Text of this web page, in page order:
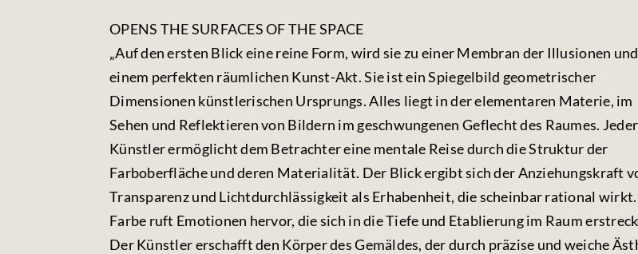
OPENS THE SURFACES OF THE SPACE
„Auf den ersten Blick eine reine Form, wird sie zu einer Membran der Illusionen und
einem perfekten räumlichen Kunst-Akt. Sie ist ein Spiegelbild geometrischer
Dimensionen künstlerischen Ursprungs. Alles liegt in der elementaren Materie, im
Sehen und Reflektieren von Bildern im geschwungenen Geflecht des Raumes. Jeder
Künstler ermöglicht dem Betrachter eine mentale Reise durch die Struktur der
Farboberfläche und deren Materialität. Der Blick ergibt sich der Anziehungskraft
Transparenz und Lichtdurchlässigkeit als Erhabenheit, die scheinbar rational wirkt.
Farbe ruft Emotionen hervor, die sich in die Tiefe und Etablierung im Raum
Der Künstler erschafft den Körper des Gemäldes, der durch präzise und weiche